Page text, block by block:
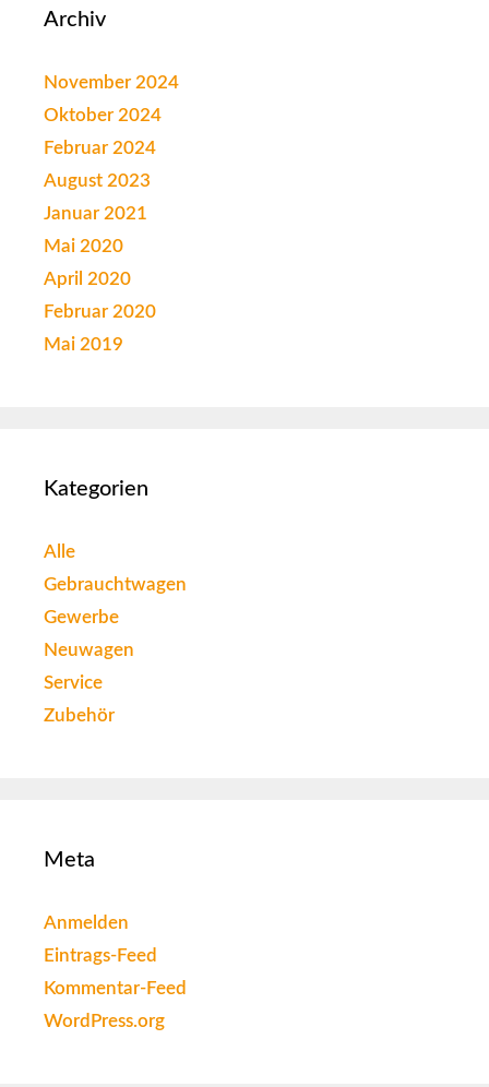
Archiv
November 2024
Oktober 2024
Februar 2024
August 2023
Januar 2021
Mai 2020
April 2020
Februar 2020
Mai 2019
Kategorien
Alle
Gebrauchtwagen
Gewerbe
Neuwagen
Service
Zubehör
Meta
Anmelden
Eintrags-Feed
Kommentar-Feed
WordPress.org